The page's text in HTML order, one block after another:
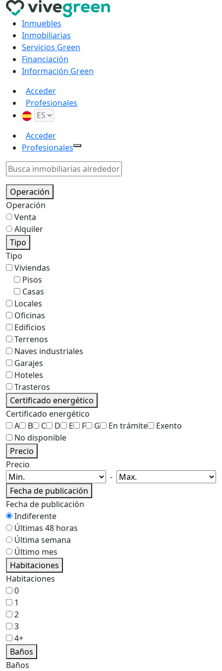
Inmuebles
Inmobiliarias
Servicios Green
Financiación
Información Green
Acceder
Profesionales
Acceder
Profesionales
Operación
Operación
Venta
Alquiler
Tipo
Tipo
Viviendas
Pisos
Casas
Locales
Oficinas
Edificios
Terrenos
Naves industriales
Garajes
Hoteles
Trasteros
Certificado energético
Certificado energético
A
B C D E F G En trámite
Exento
No disponible
Precio
Precio
-
Fecha de publicación
Fecha de publicación
Indiferente
Últimas 48 horas
Última semana
Último mes
Habitaciones
Habitaciones
0
1
2
3
4+
Baños
Baños